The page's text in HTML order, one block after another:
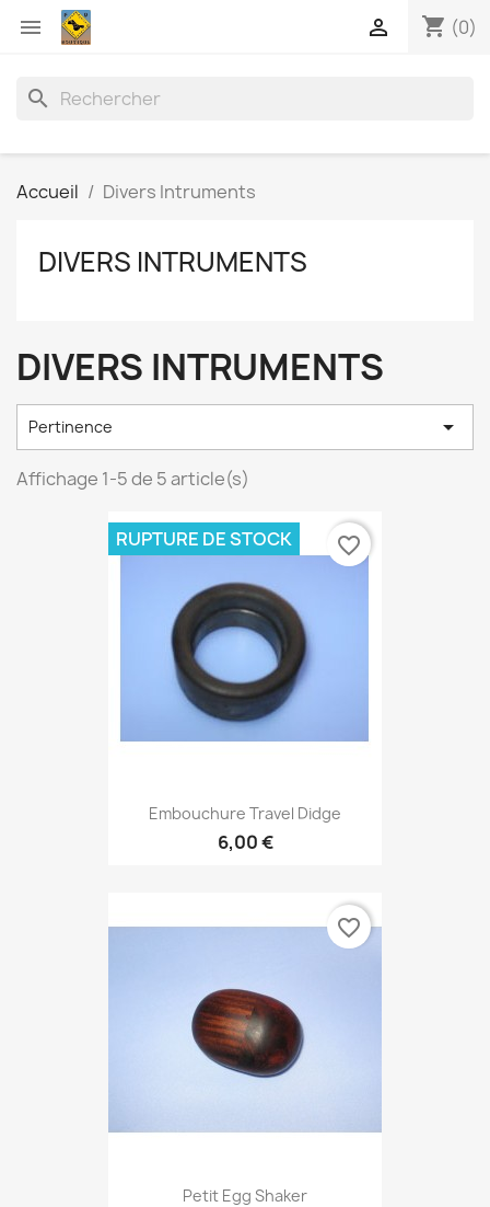
 shopping_cart (0)

search
Accueil Divers Intruments
DIVERS INTRUMENTS
DIVERS INTRUMENTS
Pertinence 
Affichage 1-5 de 5 article(s)
Embouchure Travel Didge
6,00 €
RUPTURE DE STOCK favorite_border
Petit Egg Shaker
favorite_border